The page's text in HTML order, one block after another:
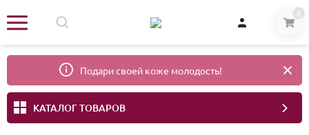
0
Подари своей коже молодость!
КАТАЛОГ ТОВАРОВ